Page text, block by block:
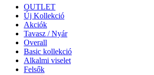
OUTLET
Új Kollekció
Akciók
Tavasz / Nyár
Overall
Basic kollekció
Alkalmi viselet
Felsők